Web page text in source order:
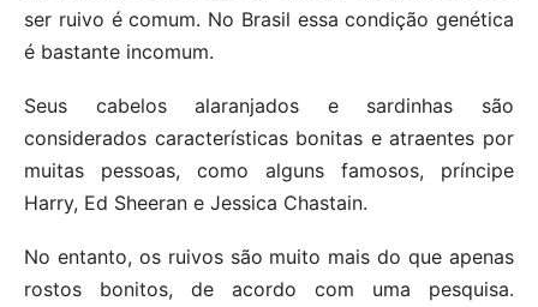
ser ruivo é comum. No Brasil essa condição genética
é bastante incomum.
Seus cabelos alaranjados e sardinhas são
considerados características bonitas e atraentes por
muitas pessoas, como alguns famosos, príncipe
Harry, Ed Sheeran e Jessica Chastain.
No entanto, os ruivos são muito mais do que apenas
rostos bonitos, de acordo com uma pesquisa.